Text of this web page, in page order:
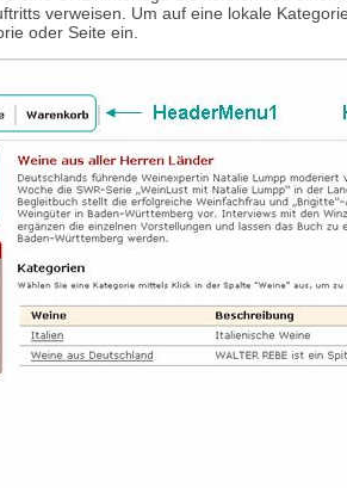
verweisen. Um auf eine lokale
oder Seite ein.